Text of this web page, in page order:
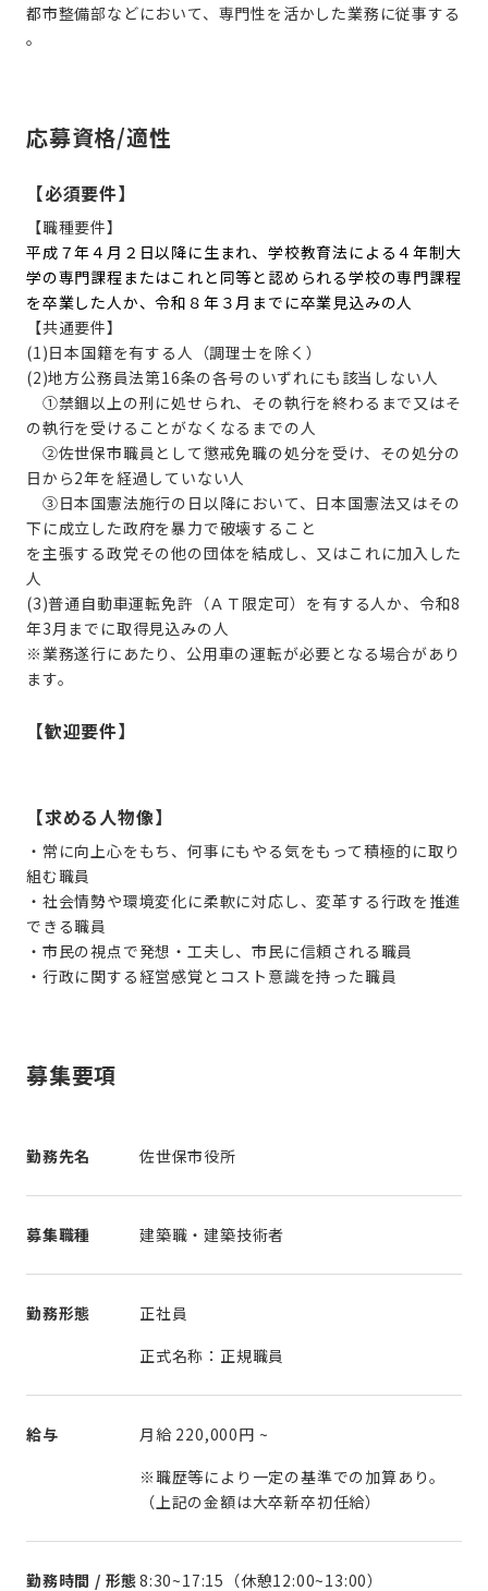
都市整備部などにおいて、専門性を活かした業務に従事する
。
応募資格/適性
【必須要件】
【職種要件】
平成７年４月２日以降に生まれ、学校教育法による４年制大
学の専門課程またはこれと同等と認められる学校の専門課程
を卒業した人か、令和８年３月までに卒業見込みの人
【共通要件】
(1)日本国籍を有する人（調理士を除く）
(2)地方公務員法第16条の各号のいずれにも該当しない人
①禁錮以上の刑に処せられ、その執行を終わるまで又はそ
の執行を受けることがなくなるまでの人
②佐世保市職員として懲戒免職の処分を受け、その処分の
日から2年を経過していない人
③日本国憲法施行の日以降において、日本国憲法又はその
下に成立した政府を暴力で破壊すること
を主張する政党その他の団体を結成し、又はこれに加入した
人
(3)普通自動車運転免許（ＡＴ限定可）を有する人か、令和8
年3月までに取得見込みの人
※業務遂行にあたり、公用車の運転が必要となる場合があり
ます。
【歓迎要件】
【求める人物像】
・常に向上心をもち、何事にもやる気をもって積極的に取り
組む職員
・社会情勢や環境変化に柔軟に対応し、変革する行政を推進
できる職員
・市民の視点で発想・工夫し、市民に信頼される職員
・行政に関する経営感覚とコスト意識を持った職員
募集要項
勤務先名 佐世保市役所
募集職種 建築職・建築技術者
勤務形態
正社員
正式名称：正規職員
給与 月給 220,000円 ~
※職歴等により一定の基準での加算あり。
（上記の金額は大卒新卒初任給）
勤務時間 / 形態8:30~17:15（休憩12:00~13:00）